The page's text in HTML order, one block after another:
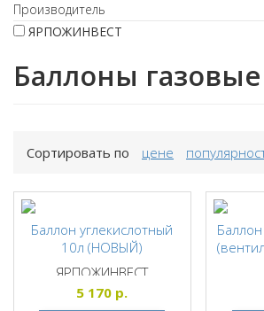
Производитель
ЯРПОЖИНВЕСТ
Баллоны газовые
Сортировать по цене
Баллон углекислотный
10л (НОВЫЙ)
ЯРПОЖИНВЕСТ
5 170 р.